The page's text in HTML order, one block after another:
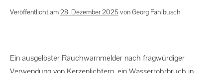
Veröffentlicht am28. Dezember 2025vonGeorg Fahlbusch
Ein ausgelöster Rauchwarnmelder nach fragwürdiger